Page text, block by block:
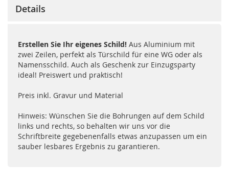
Details
Erstellen Sie Ihr eigenes Schild! Aus Aluminium mit
zwei Zeilen, perfekt als Türschild für eine WG oder als
Namensschild. Auch als Geschenk zur Einzugsparty
ideal! Preiswert und praktisch!
Preis inkl. Gravur und Material
Hinweis: Wünschen Sie die Bohrungen auf dem Schild
links und rechts, so behalten wir uns vor die
Schriftbreite gegebenenfalls etwas anzupassen um ein
sauber lesbares Ergebnis zu garantieren.